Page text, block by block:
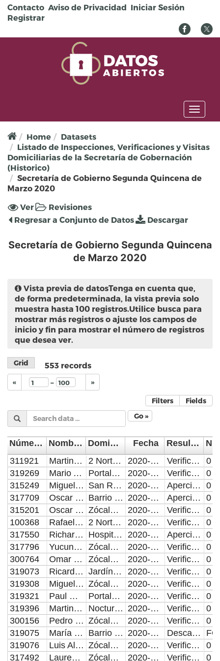
Pasar al contenido principal
Contacto Aviso de Privacidad Iniciar Sesión
Registrar
Toggle
Home
Datasets
Listado de Inspecciones, Verificaciones y Visitas
Domiciliarias de la Secretaría de Gobernación
(Historico)
Secretaría de Gobierno Segunda Quincena de
Marzo 2020
Solapas principales
Ver(solapa
activa)
Revisiones
Regresar a Conjunto de Datos
Descargar
Secretaría de Gobierno Segunda Quincena
de Marzo 2020
Vista previa de datosTenga en cuenta que,
de forma predeterminada, la vista previa solo
muestra hasta 100 registros.Utilice busca para
mostrar más registros o ajuste los campos de
inicio y fin para mostrar el número de registros
que desea ver.
Grid 553 records
« – »
Filters
Fields
Go »
Número de Control Nombre del Supervisor/Verificador Domicilio de la visita Fecha
Resultado de la Inspección, Verificación o Visita Domiciliaria
311921
Martin Alba Méndez 2 Norte De Palafox A 18 Oriente Y Laterales 2020-03-16 Verificación o Inspección con resultado positivo y Apercibimiento
0
319269
Mario Alfredo Hernández Herrera Portales: Portal Morelos, Portal Juárez, Portal Hidalgo 2020-03-16 Verificación o Inspección con resultado positivo y Apercibimiento
0
315249
Miguel Ángel Bouchan Juárez San Ramón, Loma Bella 2020-03-16 Apercibimiento, Citatorio, Reporte de atención, verificación o Inspección con resultado positivo
0
317709
Oscar Sánchez Apanco Barrio De La Luz; Las Hadas 2020-03-16 Apercibimiento, Citatorio, Reporte de atención, verificación o Inspección con resultado positivo
0
315201
Oscar García Díaz Zócalo Y Portales 2020-03-16 Verificación o Inspección con resultado positivo y Apercibimiento
0
100368
Rafael Toledo Díaz 2 Norte De Palafox A 18 Oriente Y Laterales 2020-03-16 Verificación o Inspección con resultado positivo y Apercibimiento
0
317550
Richard Ismael Flores Madrid Hospital General Zona Norte 2020-03-16 Apercibimiento, Citatorio, Reporte de atención, verificación o Inspección con resultado positivo
0
317796
Yucundo Juárez Mota Zócalo Y Portales 2020-03-16 Verificación o Inspección con resultado positivo y Apercibimiento
0
300764
Omar González Calderón Zócalo Y Portales 2020-03-16 Verificación o Inspección con resultado positivo y Apercibimiento
0
319073
Ricardo Ramírez Herrera Jardín Del Carmen, 16 De Septiembre De La 17 Oriente A 3 Oriente 2020-03-16 Verificación o Inspección con resultado positivo y Apercibimiento
0
319308
Miguel Ángel Tapia Figueroa Zócalo Y Portales 2020-03-16 Verificación o Inspección con resultado positivo y Apercibimiento
0
319321
Paul Méndez Castillo Portales: Portal Morelos, Portal Juárez, Portal Hidalgo 2020-03-16 Verificación o Inspección con resultado positivo y Apercibimiento
0
319396
Martin Martínez Pacheco Nocturno: Zócalo Y Portales 2020-03-16 Verificación o Inspección con resultado positivo y Apercibimiento
0
300156
Pedro Carranza Cortes Zócalo Y Portales 2020-03-16 Verificación o Inspección con resultado positivo y Apercibimiento
0
319075
María De La Luz Campos Sánchez Barrio De La Luz; Las Hadas 2020-03-16
Descanso
319076
Luis Alberto Fernández Rojas Zócalo Y Portales 2020-03-16 Verificación o Inspección con resultado positivo y Apercibimiento
0
317492
Laurent Cortez Vázquez Zócalo Y Portales 2020-03-16 Verificación o Inspección con resultado positivo y Apercibimiento
0